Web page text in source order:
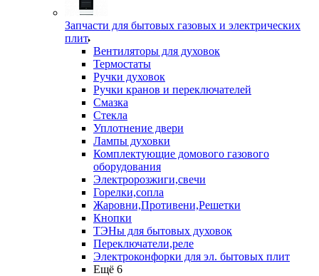
Запчасти для бытовых газовых и электрических
плит
Вентиляторы для духовок
Термостаты
Ручки духовок
Ручки кранов и переключателей
Смазка
Стекла
Уплотнение двери
Лампы духовки
Комплектующие домового газового
оборудования
Электророзжиги,свечи
Горелки,сопла
Жаровни,Противени,Решетки
Кнопки
ТЭНы для бытовых духовок
Переключатели,реле
Электроконфорки для эл. бытовых плит
Ещё 6